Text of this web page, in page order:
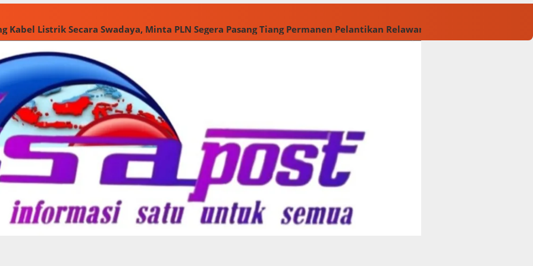
Kabel Listrik Secara Swadaya, Minta PLN Segera Pasang Tiang Permanen Pelantikan Relawan M. Rasyid Rajasa dan